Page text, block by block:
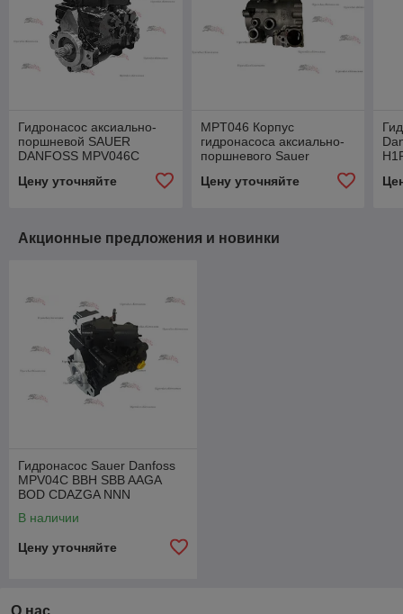
Гидронасос аксиально-
поршневой SAUER
DANFOSS MPV046С
HH2GRM (M46-20549)
Цену уточняйте
MPT046 Корпус
гидронасоса аксиально-
поршневого Sauer
Цену уточняйте
Акционные предложения и новинки
Гидронасос Sauer Danfoss
MPV04C BBH SBB AAGA
BOD CDAZGA NNN
В наличии
Цену уточняйте